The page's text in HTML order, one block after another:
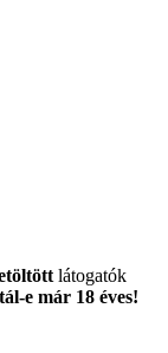
látogatók
e már 18 éves!